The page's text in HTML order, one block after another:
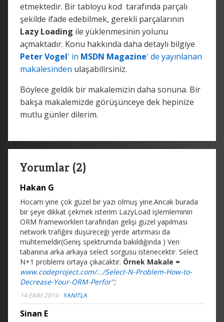
etmektedir. Bir tabloyu kod tarafında parçalı
şekilde ifade edebilmek, gerekli parçalarının
Lazy Loading ile yüklenmesinin yolunu
açmaktadır. Konu hakkında daha detaylı bilgiye
Peter Vogel' in MSDN Magazine' de yayınlanan
makalesinden ulaşabilirsiniz.
Böylece geldik bir makalemizin daha sonuna. Bir
bakşa makalemizde görüşünceye dek hepinize
mutlu günler dilerim.
Yorumlar (2)
Hakan G
Hocam yine çok güzel bir yazı olmuş yine.Ancak burada
bir şeye dikkat çekmek isterim LazyLoad işlemlerninin
ORM frameworkleri tarafından gelişi güzel yapılması
network trafiğini düşüreceği yerde artırması da
muhtemeldir(Geniş spektrumda bakıldığında ) Veri
tabanına arka arkaya select sorgusu istenecektir. Select
N+1 problemi ortaya çıkacaktır. Örnek Makale =
www.codeproject.com/.../Select-N-Problem-How-to-
Decrease-Your-ORM-Perfor";
14 EKIM 2014 - YANITLA
Sinan E